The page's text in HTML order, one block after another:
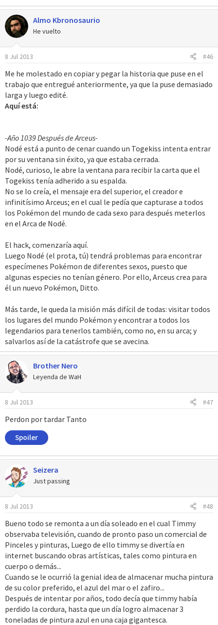
Almo Kbronosaurio
He vuelto
8 Jul 2013 #46
Me he molestado en copiar y pegar la historia que puse en el
trabajo que entregué anteriormente, ya que la puse demasiado
larga y luego edité.
Aquí está:
-Año 1039 Después de Arceus-
Nodé está a punto de cenar cuando un Togekiss intenta entrar
por su ventana sin éxito, ya que estaba cerrada.
Nodé, curioso, le abre la ventana para recibir la carta que el
Togekiss tenía adherido a su espalda.
No se lo creía, el mensaje era del superior, el creador e
infinitísimo Arceus; en el cual le pedía que capturase a todos
los Pokémon del mundo de cada sexo para después meterlos
en el Arca de Nodé.
El hack, comenzaría aquí.
Luego Nodé (el prota, tú) tendrá problemas para encontrar
especímenes Pokémon de diferentes sexos, puesto que
algunas especies no tenían género. Por ello, Arceus crea para
él un nuevo Pokémon, Ditto.
Más tarde, le queda la misión más difícil de todas: visitar todos
los lugares del mundo Pokémon y encontrar a todos los
legendarios para tenerlos también, como no, en su arca; y
salvarlos así de la catástrofe que se avecina.
Brother Nero
Leyenda de WaH
8 Jul 2013 #47
Perdon por tardar Tanto
Spoiler
Seizera
Just passing
8 Jul 2013 #48
Bueno todo se remonta a un día soleado en el cual Timmy
observaba televisión, cuando de pronto paso un comercial de
Pinceles y pinturas, Luego de ello timmy se divertía en
internet buscando obras artísticas, tales como pintura en
cuerpo o demás...
Cuando se le ocurrió la genial idea de almacenar mucha pintura
de su color preferido, el azul del mar o el zafiro...
Después de intentar por años, todo decía que timmy había
perdido la cordura, hasta que un día logro almacenar 3
toneladas de pintura azul en una caja gigantesca.